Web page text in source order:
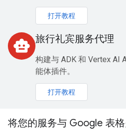
打开教程
smart_toy 旅行礼宾服务代理
构建与 ADK 和 Vertex AI
能体插件。
打开教程
将您的服务与 Google 表